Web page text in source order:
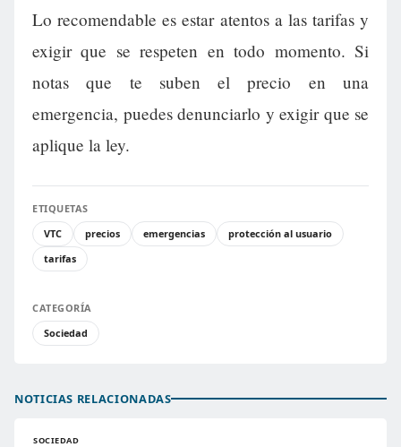
Lo recomendable es estar atentos a las tarifas y
exigir que se respeten en todo momento. Si
notas que te suben el precio en una
emergencia, puedes denunciarlo y exigir que se
aplique la ley.
ETIQUETAS
VTC
precios emergencias
protección al usuario
tarifas
CATEGORÍA
Sociedad
NOTICIAS RELACIONADAS
SOCIEDAD